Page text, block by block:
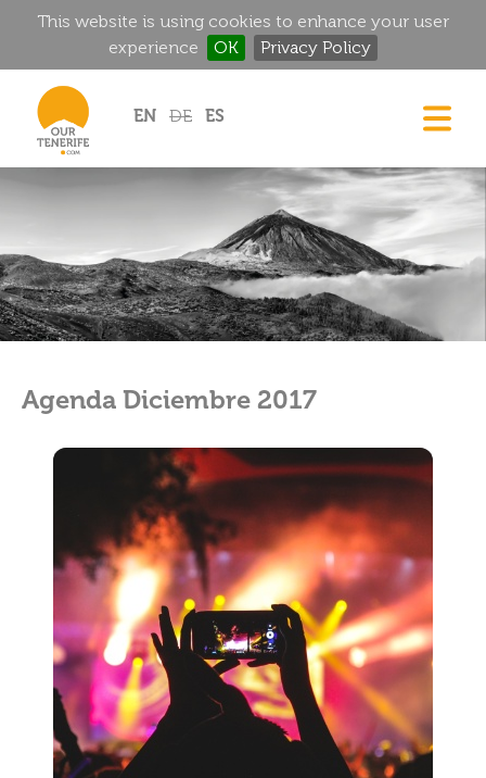
This website is using cookies to enhance your user
experience
OK
Privacy Policy
EN
DE ES
CASAS
GOURMET
MANSIONES HISTÓRICAS
RINCONES MÁGICOS
GOLF
Agenda Diciembre 2017